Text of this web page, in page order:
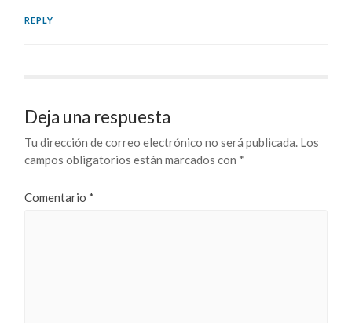
REPLY
Deja una respuesta
Tu dirección de correo electrónico no será publicada. Los
campos obligatorios están marcados con *
Comentario *